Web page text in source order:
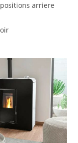
arriere